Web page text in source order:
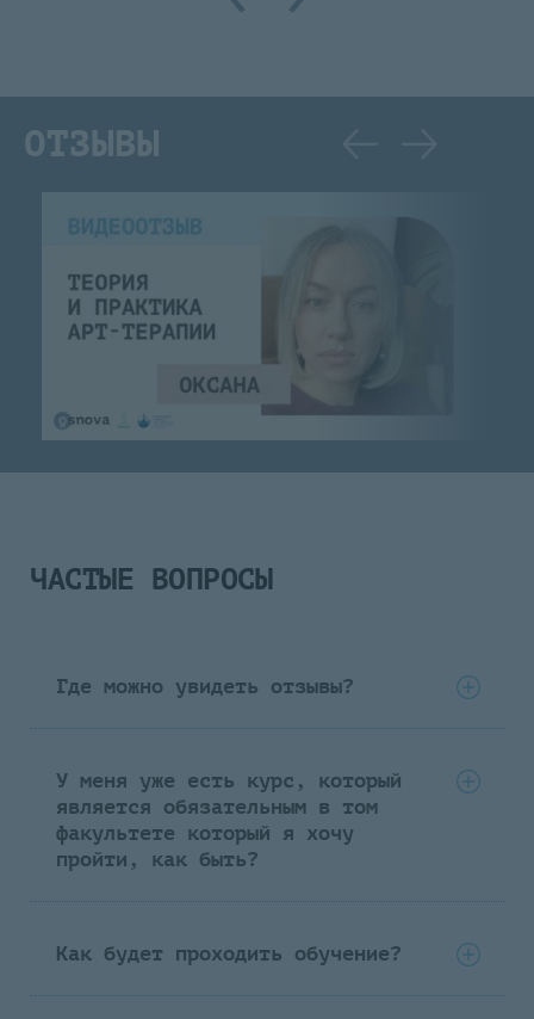
ОТЗЫВЫ
ЧАСТЫЕ ВОПРОСЫ
Где можно увидеть отзывы?
У меня уже есть курс, который
является обязательным в том
факультете который я хочу
пройти, как быть?
Как будет проходить обучение?